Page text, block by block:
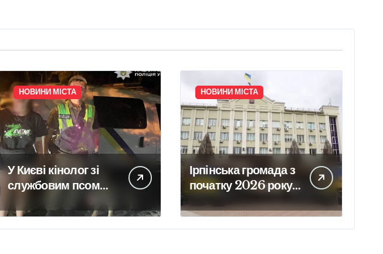
НОВИНИ МІСТА
У Києві кінолог зі
службовим псом
річну школярку
НОВИНИ МІСТА
Ірпінська громада з
початку 2026 року
забезпечила армію
640 одиницями
техніки